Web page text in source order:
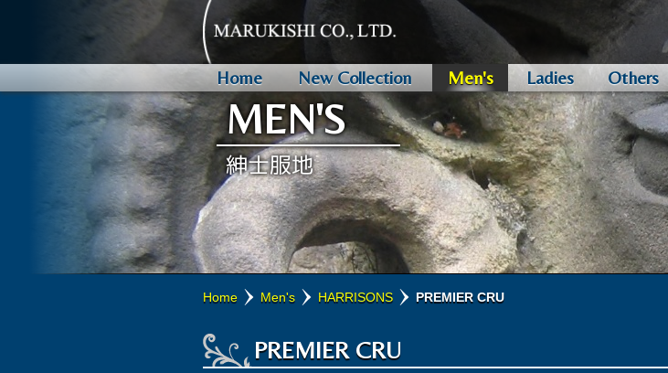
Home New Collection Men's
HARRISONS
欧州の王侯貴族をはじめとする世界中のVIPから愛されてきた、最高級
服地の代名詞的ブランドです。
SMITH WOOLLENS
ロンドンのゴールデンスクエアで創業された名門マーチャントです。
PORTER & HARDING
英国紳士のカントリーライフに欠かせない、強く暖かいツイードが有名
です。
SCHOFIELD & SMITH
1904年、ハダースフィールドで創業された名門マニュファクチャラーで
す。
WILLIAM BLISS
1872年創業の名門ツイードブランドが現代に甦りました。
HARRIS TWEED
ざっくりとして肉厚で素朴な風合いのハリスツイードは、現在も昔なが
らの製法で熟練職人によって織り上げられています。
VITALE BARBERIS CANONICO
クオリティとコストパフォーマンスの高さで群を抜く、イタリアを代表
する総合ミルです。
MAISON HELLARD
「仏ノルマンディー産の高品質リネン」と「伊エキスパートによる製
織」のマリアージュによる、ユニークなリネンコレクションが注目され
ています。
PARKOUR
「アクティブ & コンフォート」をキーワードにした、新時代のビジネ
スウェア向けの高機能ファブリックブランドです。
Ladies
CARNET
卓越したデザイン力と企画力で高い評価を受けている、イタリアを代表
するマーチャントです。
JAKOB SCHLAEPFER
スイスの歴史ある刺繍服地メーカー。伝統の技術と、最新のテクノロジ
ーを融合させたものづくりが強みです。
OTHERS
その他の取り扱い服地ブランドです。
Others
ALBENI 1905
生地と芯地にこだわり、アルティジャンのハンドワークで作られるモダ
ンでエレガントなタイの数々。
JOHNSTONS OF ELGIN
1797年創業。ロイヤルワラント（英国王室御用達証）を授かる、カシミ
ア服地・製品の名門ブランドです。
HILLBRUSH
英国生まれのブラシメーカー「ヒルブラシ」。王室御用達のクオリティ
と洗練されたデザインで、クリーニングやメンテナンスがもっと快適に
なります。
SOUTHCOMBE
"MADE IN ENGLAND"にこだわり続ける、1847年創業の名門グローブフ
ァクトリー。
ABOUT WOOL
身近なウールのちょっとした豆知識をお教えします。
MEN'S
紳士服地
Home Men's HARRISONS PREMIER CRU
MULTI-MILLIONAIRE
CRU CLASSÉ
OYSTER
WORSTED & WOOLLEN FLANNELS
SALTIRE
TARTANS
MYSTIQUE
SEA BREEZE
ISCA PREMIER CRU